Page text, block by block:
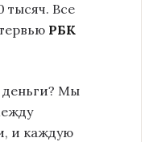
тысяч. Все
РБК
деньги? Мы
и каждую